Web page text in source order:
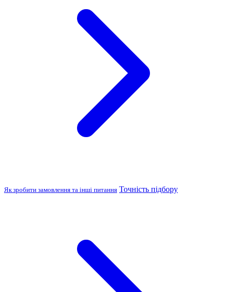
Як зробити замовлення та інші питання Точність підбору